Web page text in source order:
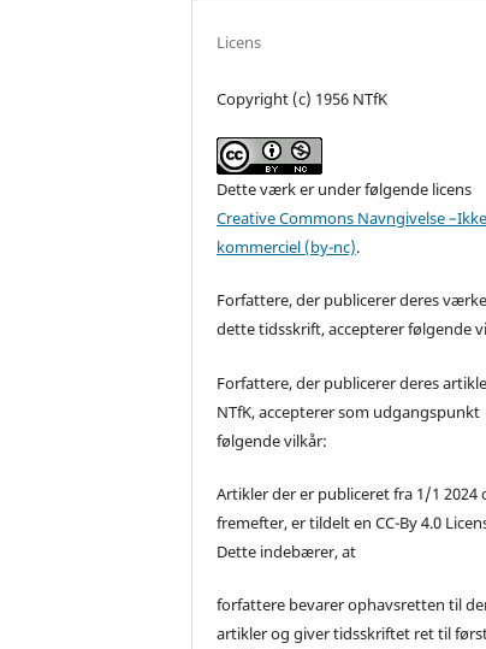
Licens
Copyright (c) 1956 NTfK
Dette værk er under følgende licens
Creative Commons Navngivelse
kommerciel (by-nc).
Forfattere, der publicerer deres
dette tidsskrift, accepterer følgende
Forfattere, der publicerer deres
NTfK, accepterer som udgangspunkt
følgende vilkår:
Artikler der er publiceret fra 1/1 2024
fremefter, er tildelt en CC-By 4.0
Dette indebærer, at
forfattere bevarer ophavsretten til
artikler og giver tidsskriftet ret til